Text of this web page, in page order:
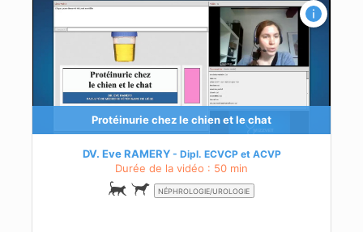
Protéinurie chez le chien et le chat
DV. Eve RAMERY Dipl. ECVCPet ACVP
Durée de la vidéo : 50 min
NÉPHROLOGIE/UROLOGIE